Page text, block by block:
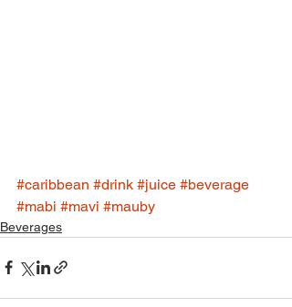
#caribbean #drink #juice #beverage
#mabi #mavi #mauby
Beverages